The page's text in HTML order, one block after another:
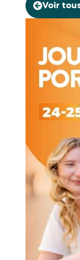
Voir